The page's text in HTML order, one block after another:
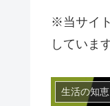
※当サイ
しています
生活の知恵